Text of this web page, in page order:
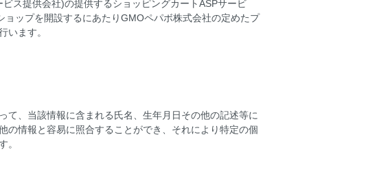
ビス提供会社)の提供するショッピングカートASPサービ
ョップを開設するにあたりGMOペパボ株式会社の定めたプ
います。
て、当該情報に含まれる氏名、生年月日その他の記述等に
の情報と容易に照合することができ、それにより特定の個
。